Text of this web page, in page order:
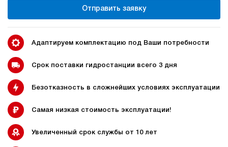
Гидростанции 220 Вольт
Гидростанции мощностью 5
Гидростанции для свай Двухпоточные гидростанции
Отправить заявку
Адаптируем комплектацию под Ваши потребности
Срок поставки гидростанции всего 3 дня
Безотказность в сложнейших условиях эксплуатации
Самая низкая стоимость эксплуатации!
Увеличенный срок службы от 10 лет